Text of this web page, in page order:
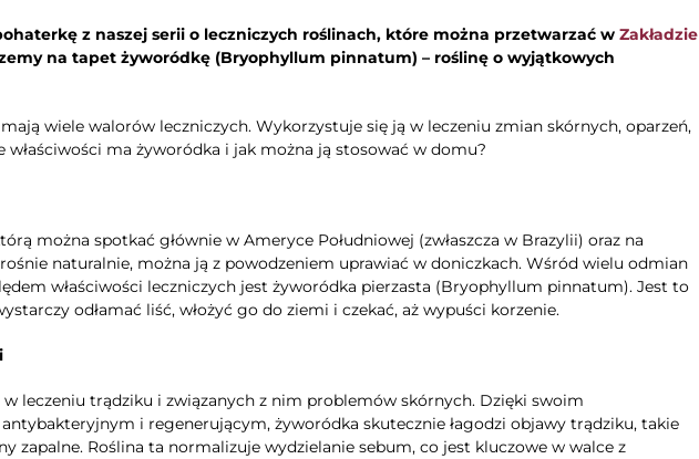
z naszej serii o leczniczych roślinach, które można przetwarzać w Zakładzie
na tapet żyworódkę (Bryophyllum pinnatum) – roślinę o wyjątkowych
wiele walorów leczniczych. Wykorzystuje się ją w leczeniu zmian skórnych, oparzeń,
właściwości ma żyworódka i jak można ją stosować w domu?
można spotkać głównie w Ameryce Południowej (zwłaszcza w Brazylii) oraz na
naturalnie, można ją z powodzeniem uprawiać w doniczkach. Wśród wielu odmian
właściwości leczniczych jest żyworódka pierzasta (Bryophyllum pinnatum). Jest to
odłamać liść, włożyć go do ziemi i czekać, aż wypuści korzenie.
leczeniu trądziku i związanych z nim problemów skórnych. Dzięki swoim
i regenerującym, żyworódka skutecznie łagodzi objawy trądziku, takie
zapalne. Roślina ta normalizuje wydzielanie sebum, co jest kluczowe w walce z